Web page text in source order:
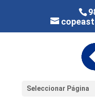
Seleccionar Página